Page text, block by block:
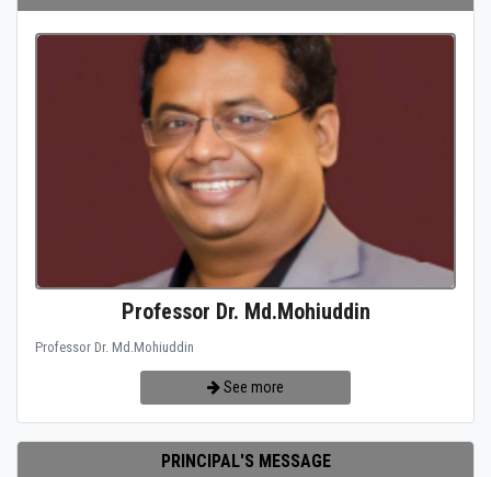
Professor Dr. Md.Mohiuddin
Professor Dr. Md.Mohiuddin
See more
PRINCIPAL'S MESSAGE